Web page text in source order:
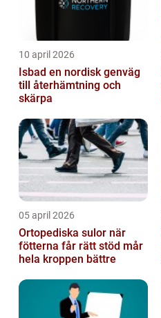
10 april 2026
Isbad en nordisk genväg
till återhämtning och
skärpa
05 april 2026
Ortopediska sulor när
fötterna får rätt stöd mår
hela kroppen bättre